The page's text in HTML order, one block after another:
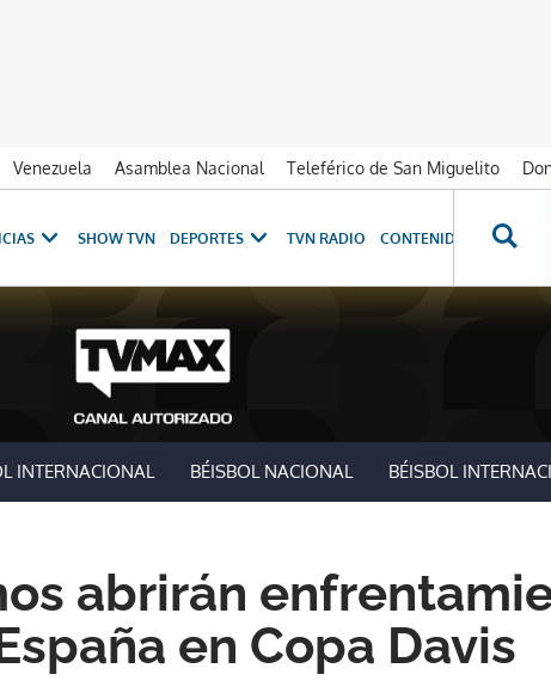
Venezuela Asamblea Nacional Teleférico de San Miguelito
SHOW TVN DEPORTES TVN RADIO CONTENIDOS ESPECIALES
INTERNACIONAL BÉISBOL NACIONAL BÉISBOL
abrirán
en Copa Davis